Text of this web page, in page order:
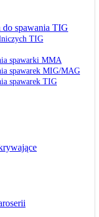
do spawania TIG
TIG
spawarki MMA
spawarek MIG/MAG
spawarek TIG